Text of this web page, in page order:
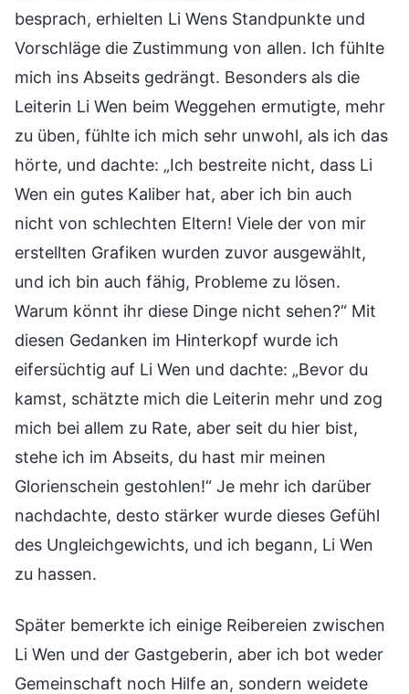
besprach, erhielten Li Wens Standpunkte und
Vorschläge die Zustimmung von allen. Ich fühlte
mich ins Abseits gedrängt. Besonders als die
Leiterin Li Wen beim Weggehen ermutigte, mehr
zu üben, fühlte ich mich sehr unwohl, als ich das
hörte, und dachte: „Ich bestreite nicht, dass Li
Wen ein gutes Kaliber hat, aber ich bin auch
nicht von schlechten Eltern! Viele der von mir
erstellten Grafiken wurden zuvor ausgewählt,
und ich bin auch fähig, Probleme zu lösen.
Warum könnt ihr diese Dinge nicht sehen?“ Mit
diesen Gedanken im Hinterkopf wurde ich
eifersüchtig auf Li Wen und dachte: „Bevor du
kamst, schätzte mich die Leiterin mehr und zog
mich bei allem zu Rate, aber seit du hier bist,
stehe ich im Abseits, du hast mir meinen
Glorienschein gestohlen!“ Je mehr ich darüber
nachdachte, desto stärker wurde dieses Gefühl
des Ungleichgewichts, und ich begann, Li Wen
zu hassen.
Später bemerkte ich einige Reibereien zwischen
Li Wen und der Gastgeberin, aber ich bot weder
Gemeinschaft noch Hilfe an, sondern weidete